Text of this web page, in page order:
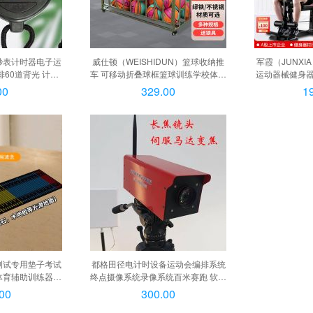
计时器电子运
道背光 计时
威仕顿（WEISHIDUN）篮球收纳推
车 可移动折叠球框篮球训练学校体育
用品（定制品）, 收纳架（多选现
货）
329.00
军霞（
运动器械健身
量训练器
楼, DS51/
专用垫子考试
辅助训练器材
防滑青蛙跳
都格田径电计时设备运动会编排系统
终点摄像系统录像系统百米赛跑 软件
定制, 软件定制
300.00